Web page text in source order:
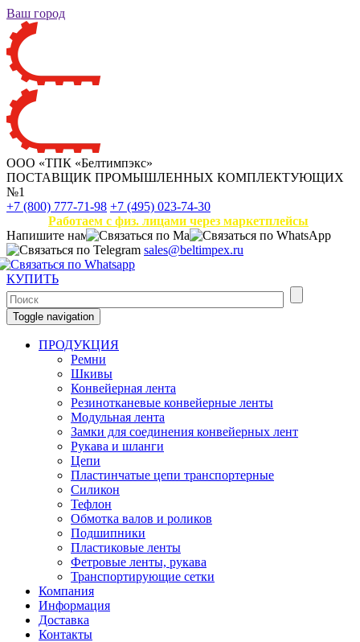
Ваш город
ООО «ТПК «Белтимпэкс»
ПОСТАВЩИК ПРОМЫШЛЕННЫХ КОМПЛЕКТУЮЩИХ
№1
+7 (800) 777-71-98 +7 (495) 023-74-30
Работаем с физ. лицами через маркетплейсы
Напишите нам
sales@beltimpex.ru
КУПИТЬ
Toggle navigation
ПРОДУКЦИЯ
Ремни
Шкивы
Конвейерная лента
Резинотканевые конвейерные ленты
Модульная лента
Замки для соединения конвейерных лент
Рукава и шланги
Цепи
Пластинчатые цепи транспортерные
Силикон
Тефлон
Обмотка валов и роликов
Подшипники
Пластиковые ленты
Фетровые ленты, рукава
Транспортирующие сетки
Компания
Информация
Доставка
Контакты